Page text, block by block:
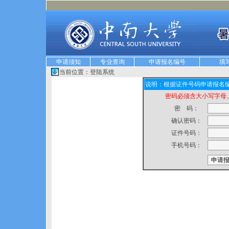
申请须知 专业查询 申请报名编号
填
当前位置：登陆系统
说明：根据证件号码申请报名
密码必须含大小写字母
密 码：
确认密码：
证件号码：
手机号码：